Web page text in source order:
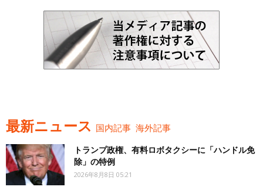
最新ニュース 国内記事 海外記事
トランプ政権、有料ロボタクシーに「ハンドル免
除」の特例
2026年8月8日 05:21